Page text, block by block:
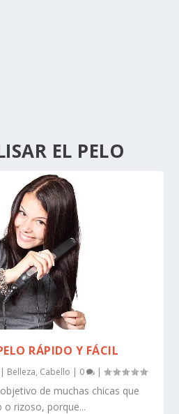
EL PELO
RÁPIDO Y FÁCIL
| Belleza, Cabello | 0 |
de muchas chicas que
rizoso, porque...